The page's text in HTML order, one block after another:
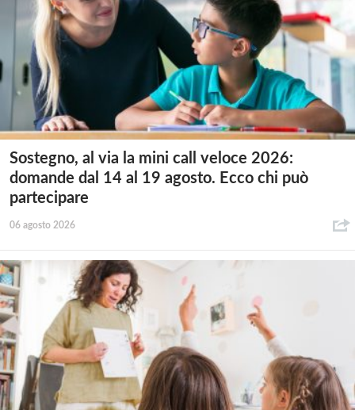
Sostegno, al via la mini call veloce 2026:
domande dal 14 al 19 agosto. Ecco chi può
partecipare
06 agosto 2026